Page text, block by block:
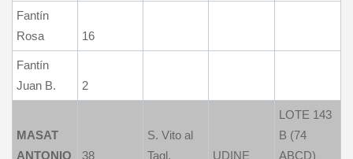
Fantín
Rosa
16
Fantín
Juan B.
2
MASAT
ANTONIO
38
S. Vito al
Tagl.
UDINE
LOTE 143
B (74
ABCD)